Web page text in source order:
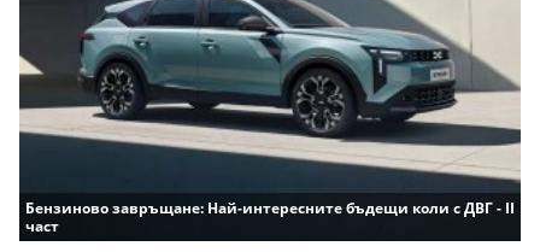
Бензиново завръщане: Най-интересните бъдещи коли с ДВГ - II
част